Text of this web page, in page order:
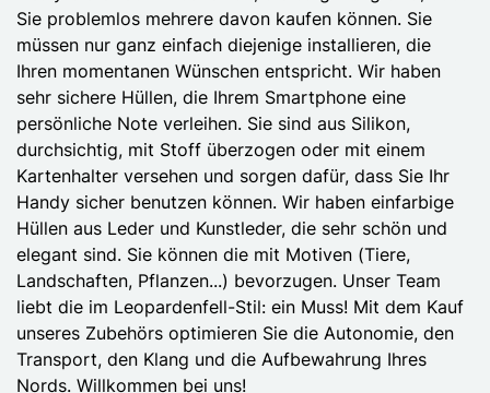
Sie problemlos mehrere davon kaufen können. Sie
müssen nur ganz einfach diejenige installieren, die
Ihren momentanen Wünschen entspricht. Wir haben
sehr sichere Hüllen, die Ihrem Smartphone eine
persönliche Note verleihen. Sie sind aus Silikon,
durchsichtig, mit Stoff überzogen oder mit einem
Kartenhalter versehen und sorgen dafür, dass Sie Ihr
Handy sicher benutzen können. Wir haben einfarbige
Hüllen aus Leder und Kunstleder, die sehr schön und
elegant sind. Sie können die mit Motiven (Tiere,
Landschaften, Pflanzen...) bevorzugen. Unser Team
liebt die im Leopardenfell-Stil: ein Muss! Mit dem Kauf
unseres Zubehörs optimieren Sie die Autonomie, den
Transport, den Klang und die Aufbewahrung Ihres
Nords. Willkommen bei uns!